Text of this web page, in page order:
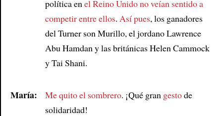
política en el Reino Unidono veían sentidoa
competir entre ellos. Así pues, los ganadores
del Turner son Murillo, el jordano Lawrence
Abu Hamdan y las británicas Helen Cammock
y Tai Shani.
María: Me quito el sombrero. ¡Qué gran gestode
solidaridad!